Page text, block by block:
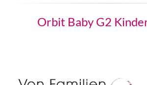
Orbit Baby G2